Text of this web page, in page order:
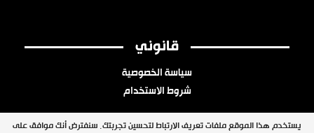
قانوني
سياسة الخصوصية
شروط الاستخدام
يستخدم هذا الموقع ملفات تعريف الارتباط لتحسين تجربتك. سنفترض أنك موافق على